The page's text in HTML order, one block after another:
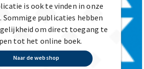
is ook te vinden in onze
Sommige publicaties hebben
om direct toegang te
tot het online boek.
Naar de webshop